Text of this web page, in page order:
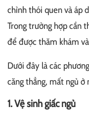
chỉnh thói quen và áp
Trong trường hợp cần
để được thăm khám
Dưới đây là các
căng thẳng, mất ngủ ở
1. Vệ sinh giấc ngủ